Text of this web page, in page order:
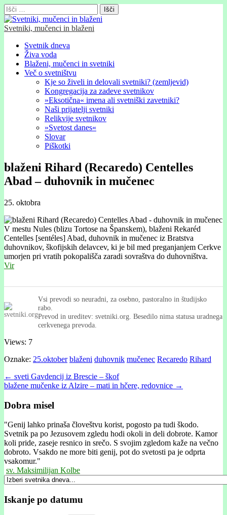
Išči:
Svetniki, mučenci in blaženi
Glavni
meni
Skip
content
Svetnik dneva
Živa voda
Blaženi, mučenci in svetniki
Več o svetništvu
Kje so živeli in delovali svetniki? (zemljevid)
Kongregacija za zadeve svetnikov
»Eksotična« imena ali svetniški zavetniki?
Naši prijatelji svetniki
Relikvije svetnikov
»Svetost danes«
Slovar
Piškotki
blaženi Rihard (Recaredo) Centelles
Abad – duhovnik in mučenec
25. oktobra
V mestu Nules (blizu Tortose na Španskem), blaženi Rekaréd
Centelles [sentéles] Abad, duhovnik in mučenec iz Bratstva
duhovnikov, škofijskih delavcev, ki je bil med preganjanjem Cerkve
umorjen pri vratih pokopališča zaradi sovraštva do duhovništva.
Vir
Vsi prevodi so neuradni, za osebno, pastoralno in študijsko
rabo.
Prevod in ureditev: svetniki.org. Besedilo nima statusa uradnega
cerkvenega prevoda.
Views: 7
Oznake: 25.oktober blaženi duhovnik mučenec Recaredo Rihard
Post
navigation
← sveti Gavdencij iz Brescie – škof
blažene mučenke iz Alzire – mati in hčere, redovnice →
Dobra misel
"Genij lahko prinaša človeštvu korist, pogosto pa tudi škodo.
Svetnik pa po Jezusovem zgledu hodi okoli in deli dobrote. Kamor
koli pride, zaseje resnico in srečo. S svojim zgledom kaže na večno
dobroto. Vsakdo ne more biti genij, pot do svetosti pa je odprta
vsakomur."
sv. Maksimilijan Kolbe
Iskanje po datumu